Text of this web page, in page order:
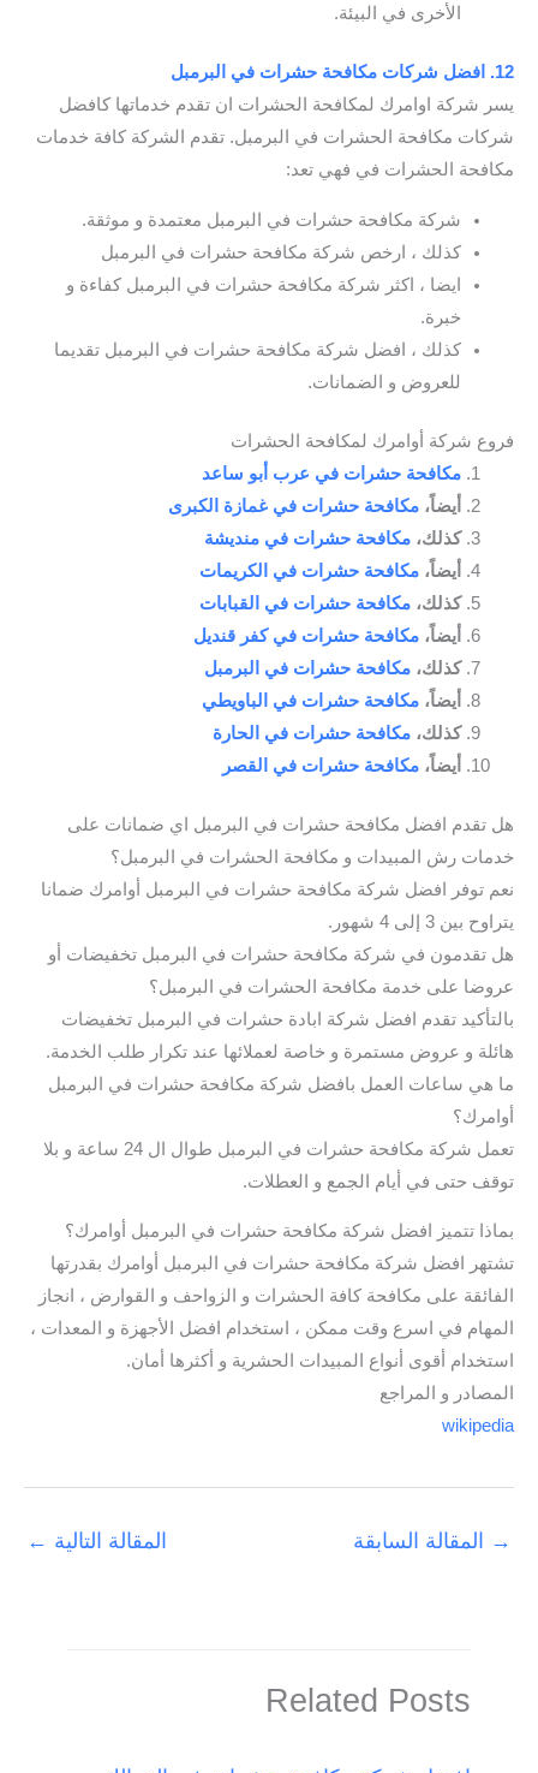
الأخرى في البيئة.
12. افضل شركات مكافحة حشرات في البرمبل
يسر شركة اوامرك لمكافحة الحشرات ان تقدم خدماتها كافضل
شركات مكافحة الحشرات في البرمبل. تقدم الشركة كافة خدمات
مكافحة الحشرات في فهي تعد:
شركة مكافحة حشرات في البرمبل معتمدة و موثقة.
كذلك ، ارخص شركة مكافحة حشرات في البرمبل
ايضا ، اكثر شركة مكافحة حشرات في البرمبل كفاءة و
خبرة.
كذلك ، افضل شركة مكافحة حشرات في البرمبل تقديما
للعروض و الضمانات.
فروع شركة أوامرك لمكافحة الحشرات
مكافحة حشرات في عرب أبو ساعد
أيضاً، مكافحة حشرات في غمازة الكبرى
كذلك، مكافحة حشرات في منديشة
أيضاً، مكافحة حشرات في الكريمات
كذلك، مكافحة حشرات في القبابات
أيضاً، مكافحة حشرات في كفر قنديل
كذلك، مكافحة حشرات في البرمبل
أيضاً، مكافحة حشرات في الباويطي
كذلك، مكافحة حشرات في الحارة
أيضاً، مكافحة حشرات في القصر
هل تقدم افضل مكافحة حشرات في البرمبل اي ضمانات على
خدمات رش المبيدات و مكافحة الحشرات في البرمبل؟
نعم توفر افضل شركة مكافحة حشرات في البرمبل أوامرك ضمانا
يتراوح بين 3 إلى 4 شهور.
هل تقدمون في شركة مكافحة حشرات في البرمبل تخفيضات أو
عروضا على خدمة مكافحة الحشرات في البرمبل؟
بالتأكيد تقدم افضل شركة ابادة حشرات في البرمبل تخفيضات
هائلة و عروض مستمرة و خاصة لعملائها عند تكرار طلب الخدمة.
ما هي ساعات العمل بافضل شركة مكافحة حشرات في البرمبل
أوامرك؟
تعمل شركة مكافحة حشرات في البرمبل طوال ال 24 ساعة و بلا
توقف حتى في أيام الجمع و العطلات.
بماذا تتميز افضل شركة مكافحة حشرات في البرمبل أوامرك؟
تشتهر افضل شركة مكافحة حشرات في البرمبل أوامرك بقدرتها
الفائقة على مكافحة كافة الحشرات و الزواحف و القوارض ، انجاز
المهام في اسرع وقت ممكن ، استخدام افضل الأجهزة و المعدات ،
استخدام أقوى أنواع المبيدات الحشرية و أكثرها أمان.
المصادر و المراجع
wikipedia
→ المقالة السابقة المقالة التالية ←
Related Posts